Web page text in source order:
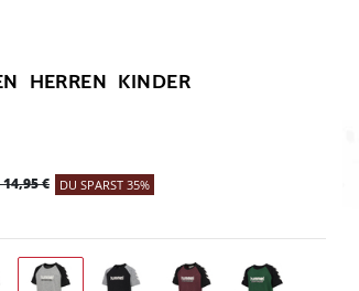
HERREN KINDER
14,95 € DU SPARST 35%